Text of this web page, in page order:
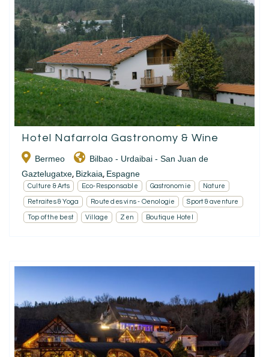
Hotel Nafarrola Gastronomy & Wine
Bermeo
Bilbao - Urdaibai - San Juan de
Gaztelugatxe, Bizkaia, Espagne
Culture & Arts Eco-Responsable Gastronomie Nature
Retraites & Yoga Route des vins - Oenologie Sport & aventure
Top of the best Village Zen Boutique Hotel